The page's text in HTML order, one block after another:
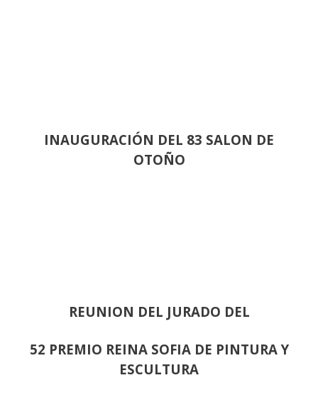
INAUGURACIÓN DEL 83 SALON DE
OTOÑO
REUNION DEL JURADO DEL
52 PREMIO REINA SOFIA DE PINTURA Y
ESCULTURA